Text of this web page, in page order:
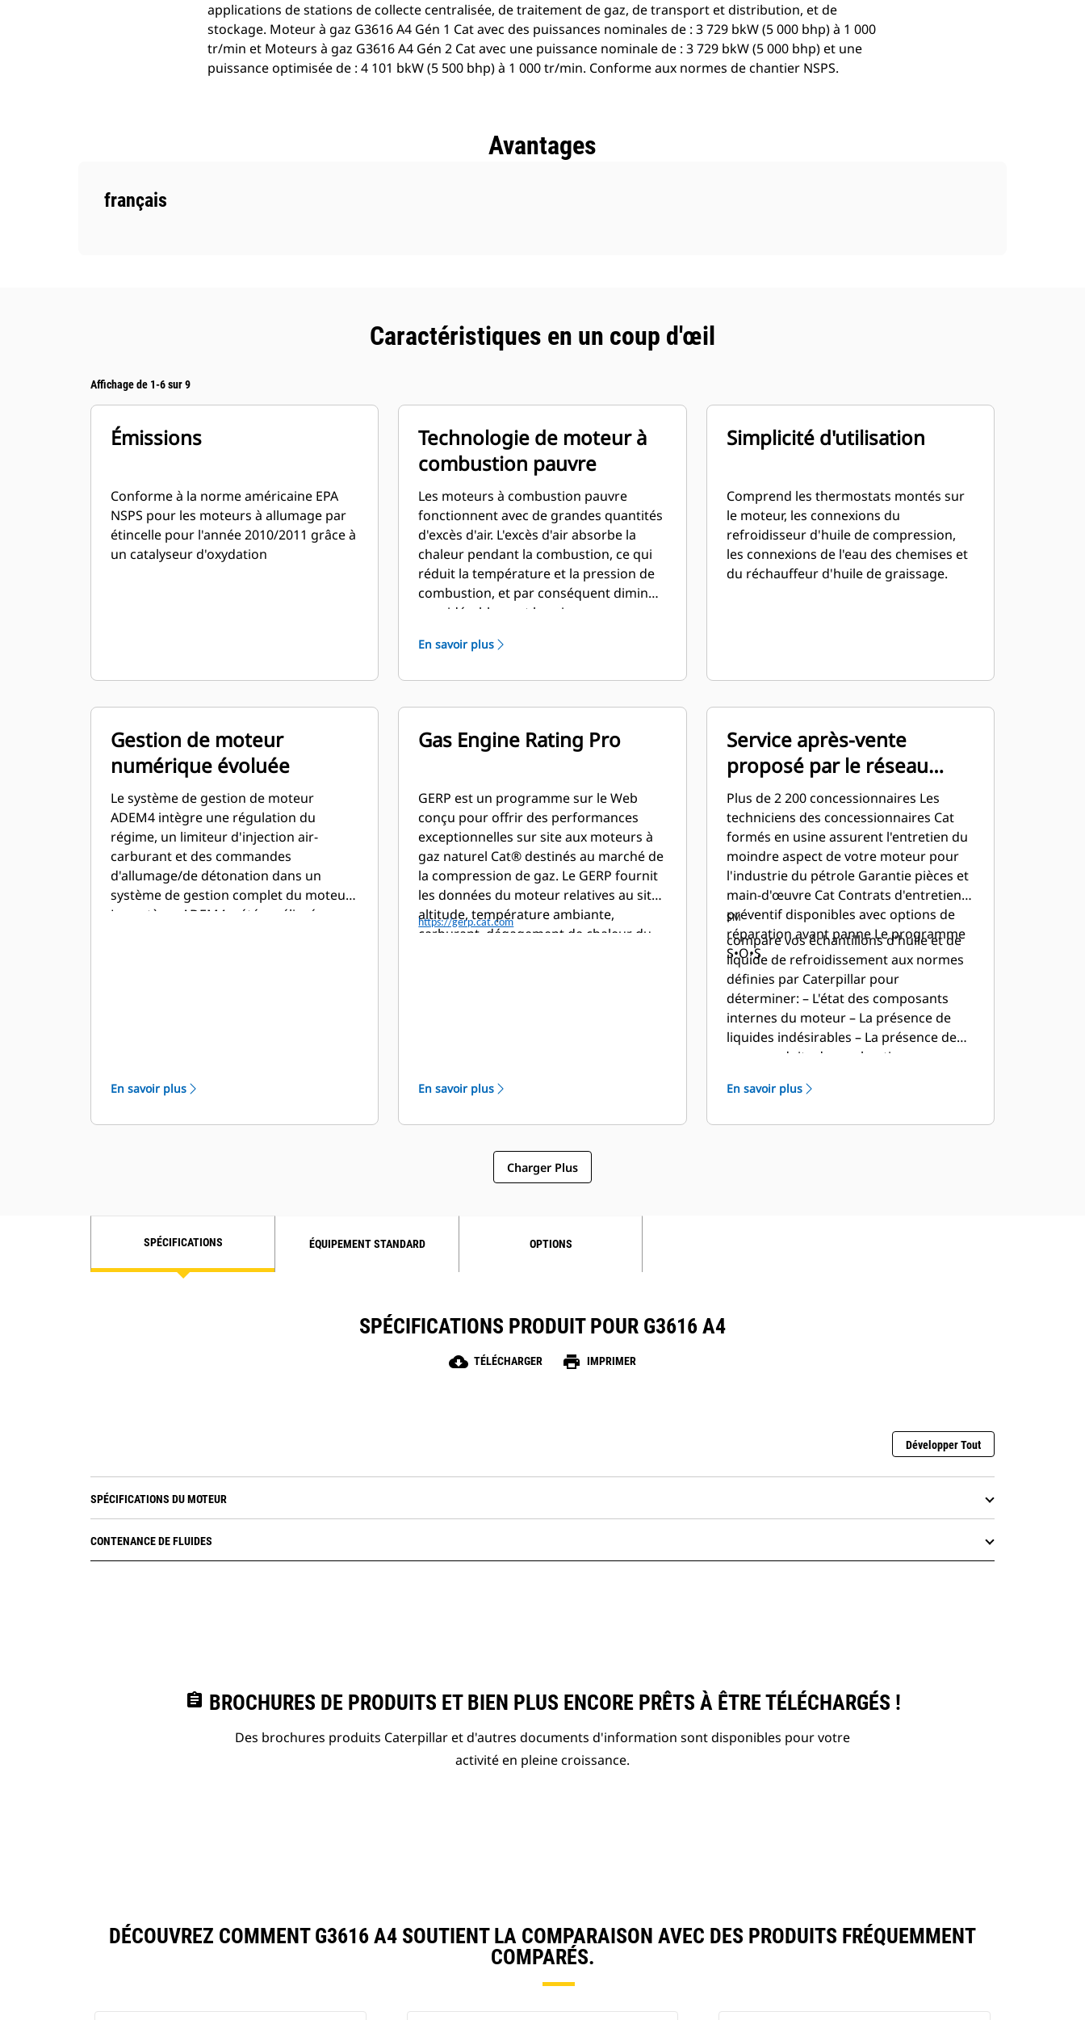
applications de stations de collecte centralisée, de traitement de gaz, de transport et distribution, et de
stockage. Moteur à gaz G3616 A4 Gén 1 Cat avec des puissances nominales de : 3 729 bkW (5 000 bhp) à 1 000
tr/min et Moteurs à gaz G3616 A4 Gén 2 Cat avec une puissance nominale de : 3 729 bkW (5 000 bhp) et une
puissance optimisée de : 4 101 bkW (5 500 bhp) à 1 000 tr/min. Conforme aux normes de chantier NSPS.​
Avantages
français
Caractéristiques en un coup d'œil
Affichage de 1-6 sur 9
Émissions
Conforme à la norme américaine EPA
NSPS pour les moteurs à allumage par
étincelle pour l'année 2010/2011 grâce à
un catalyseur d'oxydation
Technologie de moteur à
combustion pauvre
Les moteurs à combustion pauvre
fonctionnent avec de grandes quantités
d'excès d'air. L'excès d'air absorbe la
chaleur pendant la combustion, ce qui
réduit la température et la pression de
combustion, et par conséquent diminue
considérablement les niveaux
conception de combustion pauvre offre
de carburant optimisée
En savoir plus
Simplicité d'utilisation
Comprend les thermostats montés sur
le moteur, les connexions du
refroidisseur d'huile de compression,
les connexions de l'eau des chemises et
du réchauffeur d'huile de graissage.
Gestion de moteur
numérique évoluée
Le système de gestion de moteur
ADEM4 intègre une régulation du
régime, un limiteur d'injection air-
carburant et des commandes
d'allumage/de détonation dans un
système de gestion complet du moteur.
Le système ADEM4 a été amélioré au
En savoir plus
Gas Engine Rating Pro
GERP est un programme sur le Web
conçu pour offrir des performances
exceptionnelles sur site aux moteurs à
gaz naturel Cat® destinés au marché de
la compression de gaz. Le GERP fournit
les données du moteur relatives au site:
altitude, température ambiante,
carburant, dégagement de chaleur du
https://gerp.cat.com
En savoir plus
Service après-vente
proposé par le réseau
mondial de
concessionnaires Cat
Plus de 2 200 concessionnaires Les
techniciens des concessionnaires Cat
formés en usine assurent l'entretien du
moindre aspect de votre moteur pour
l'industrie du pétrole Garantie pièces et
main-d'œuvre Cat Contrats d'entretien
préventif disponibles avec options de
réparation avant panne Le programme
S•O•S
SM
compare vos échantillons d'huile et de
liquide de refroidissement aux normes
définies par Caterpillar pour
déterminer: – L'état des composants
internes du moteur – La présence de
liquides indésirables – La présence de
sous-produits de combustion –
site
En savoir plus
Charger Plus
SPÉCIFICATIONS ÉQUIPEMENT STANDARD OPTIONS
SPÉCIFICATIONS PRODUIT POUR G3616 A4
cloud_download TÉLÉCHARGER print IMPRIMER
Développer Tout
SPÉCIFICATIONS DU MOTEUR
CONTENANCE DE FLUIDES
assignment BROCHURES DE PRODUITS ET BIEN PLUS ENCORE PRÊTS À ÊTRE TÉLÉCHARGÉS !
Des brochures produits Caterpillar et d'autres documents d'information sont disponibles pour votre
activité en pleine croissance.
DÉCOUVREZ COMMENT G3616 A4 SOUTIENT LA COMPARAISON AVEC DES PRODUITS FRÉQUEMMENT
COMPARÉS.